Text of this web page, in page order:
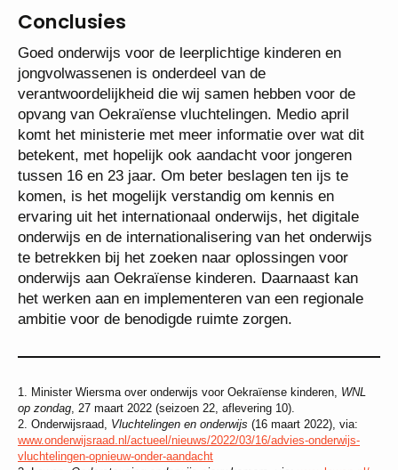
Conclusies
Goed onderwijs voor de leerplichtige kinderen en
jongvolwassenen is onderdeel van de
verantwoordelijkheid die wij samen hebben voor de
opvang van Oekraïense vluchtelingen. Medio april
komt het ministerie met meer informatie over wat dit
betekent, met hopelijk ook aandacht voor jongeren
tussen 16 en 23 jaar. Om beter beslagen ten ijs te
komen, is het mogelijk verstandig om kennis en
ervaring uit het internationaal onderwijs, het digitale
onderwijs en de internationalisering van het onderwijs
te betrekken bij het zoeken naar oplossingen voor
onderwijs aan Oekraïense kinderen. Daarnaast kan
het werken aan en implementeren van een regionale
ambitie voor de benodigde ruimte zorgen.
1. Minister Wiersma over onderwijs voor Oekraïense kinderen, WNL
op zondag , 27 maart 2022 (seizoen 22, aflevering 10).
2. Onderwijsraad, Vluchtelingen en onderwijs (16 maart 2022), via:
www.onderwijsraad.nl/actueel/nieuws/2022/03/16/advies-onderwijs-
vluchtelingen-opnieuw-onder-aandacht